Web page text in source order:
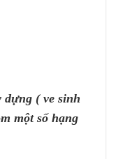
dựng ( ve sinh
một số hạng